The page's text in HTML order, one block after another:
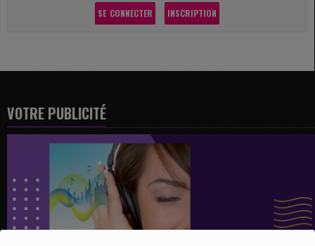
SE CONNECTER INSCRIPTION
VOTRE PUBLICITÉ